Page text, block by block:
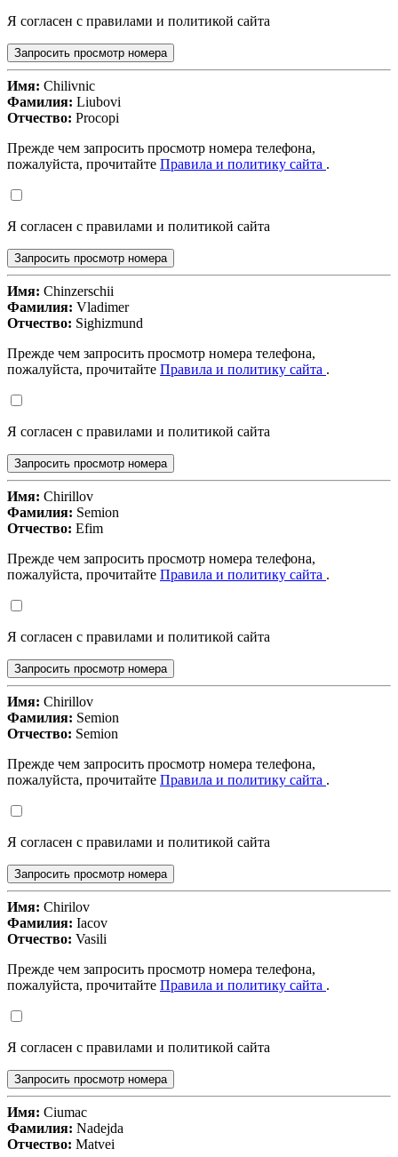
Я согласен с правилами и политикой сайта
Запросить просмотр номера
Имя: Chilivnic
Фамилия: Liubovi
Отчество: Procopi
Прежде чем запросить просмотр номера телефона,
пожалуйста, прочитайте Правила и политику сайта .
Я согласен с правилами и политикой сайта
Запросить просмотр номера
Имя: Chinzerschii
Фамилия: Vladimer
Отчество: Sighizmund
Прежде чем запросить просмотр номера телефона,
пожалуйста, прочитайте Правила и политику сайта .
Я согласен с правилами и политикой сайта
Запросить просмотр номера
Имя: Chirillov
Фамилия: Semion
Отчество: Efim
Прежде чем запросить просмотр номера телефона,
пожалуйста, прочитайте Правила и политику сайта .
Я согласен с правилами и политикой сайта
Запросить просмотр номера
Имя: Chirillov
Фамилия: Semion
Отчество: Semion
Прежде чем запросить просмотр номера телефона,
пожалуйста, прочитайте Правила и политику сайта .
Я согласен с правилами и политикой сайта
Запросить просмотр номера
Имя: Chirilov
Фамилия: Iacov
Отчество: Vasili
Прежде чем запросить просмотр номера телефона,
пожалуйста, прочитайте Правила и политику сайта .
Я согласен с правилами и политикой сайта
Запросить просмотр номера
Имя: Ciumac
Фамилия: Nadejda
Отчество: Matvei